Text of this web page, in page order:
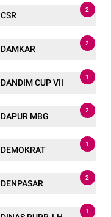
CSR
2
DAMKAR
2
DANDIM CUP VII
1
DAPUR MBG
2
DEMOKRAT
1
DENPASAR
2
1